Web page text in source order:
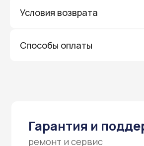
Условия возврата
Способы оплаты